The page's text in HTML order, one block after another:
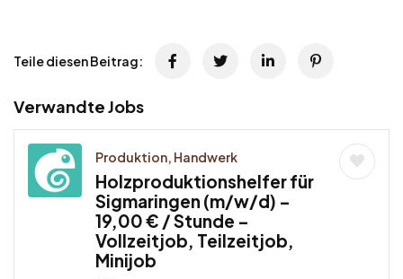
Teile diesen Beitrag:
Verwandte Jobs
Produktion, Handwerk
Holzproduktionshelfer für
Sigmaringen (m/w/d) –
19,00 € / Stunde –
Vollzeitjob, Teilzeitjob,
Minijob